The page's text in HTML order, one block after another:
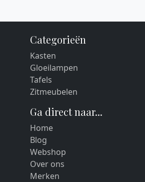
Categorieën
Kasten
Gloeilampen
Tafels
Zitmeubelen
Ga direct naar...
Home
Blog
Webshop
Over ons
Merken